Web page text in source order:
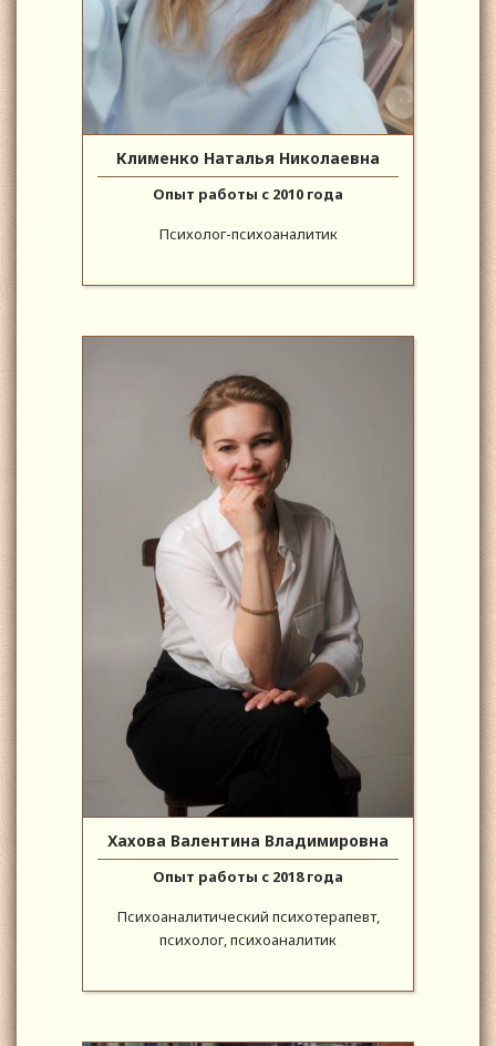
Клименко Наталья Николаевна
Опыт работы с 2010 года
Психолог-психоаналитик
Хахова Валентина Владимировна
Опыт работы с 2018 года
Психоаналитический психотерапевт,
психолог, психоаналитик